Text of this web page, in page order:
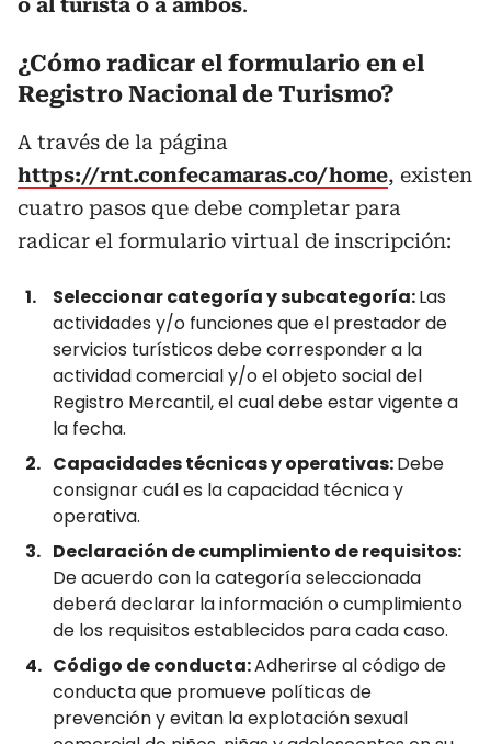
o al turista o a ambos.
¿Cómo radicar el formulario en el
Registro Nacional de Turismo?
A través de la página
https://rnt.confecamaras.co/home, existen
cuatro pasos que debe completar para
radicar el formulario virtual de inscripción:
Seleccionar categoría y subcategoría:Las
actividades y/o funciones que el prestador de
servicios turísticos debe corresponder a la
actividad comercial y/o el objeto social del
Registro Mercantil, el cual debe estar vigente a
la fecha.
Capacidades técnicas y operativas:Debe
consignar cuál es la capacidad técnica y
operativa.
Declaración de cumplimiento de requisitos:
De acuerdo con la categoría seleccionada
deberá declarar la información o cumplimiento
de los requisitos establecidos para cada caso.
Código de conducta:Adherirse al código de
conducta que promueve políticas de
prevención y evitan la explotación sexual